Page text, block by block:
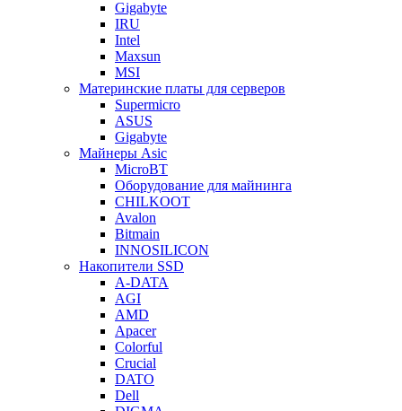
Gigabyte
IRU
Intel
Maxsun
MSI
Материнские платы для серверов
Supermicro
ASUS
Gigabyte
Майнеры Asic
MicroBT
Оборудование для майнинга
CHILKOOT
Avalon
Bitmain
INNOSILICON
Накопители SSD
A-DATA
AGI
AMD
Apacer
Colorful
Crucial
DATO
Dell